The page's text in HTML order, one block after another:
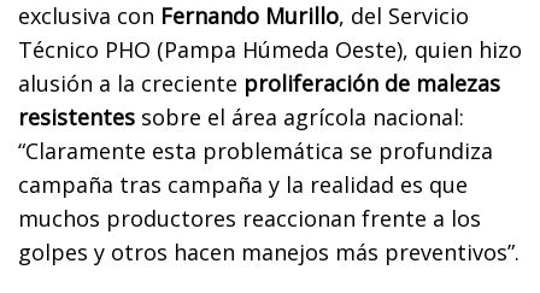
exclusiva con Fernando Murillo, del Servicio
Técnico PHO (Pampa Húmeda Oeste), quien hizo
alusión a la creciente proliferación de malezas
resistentes sobre el área agrícola nacional:
“Claramente esta problemática se profundiza
campaña tras campaña y la realidad es que
muchos productores reaccionan frente a los
golpes y otros hacen manejos más preventivos”.